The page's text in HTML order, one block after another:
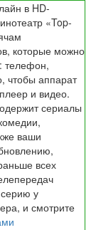
в HD-
«Top-
которые можно
телефон,
чтобы аппарат
и видео.
сериалы
ваши
всех
у
и смотрите